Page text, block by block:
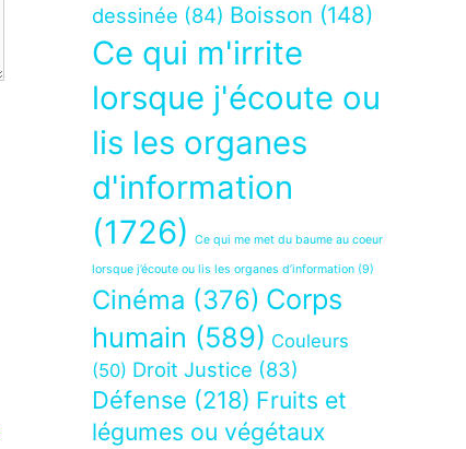
dessinée (84) Boisson (148)
Ce qui m'irrite
lorsque j'écoute ou
lis les organes
d'information
(1726)
Ce qui me met du baume au coeur
lorsque j’écoute ou lis les organes d’information (9)
Cinéma (376) Corps
humain (589) Couleurs
(50) Droit Justice (83)
Défense (218) Fruits et
légumes ou végétaux